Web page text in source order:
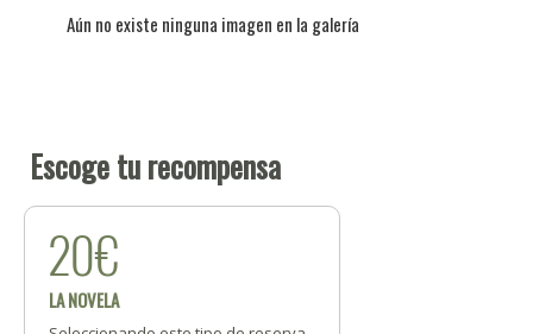
Aún no existe ninguna imagen en la galería
Escoge tu recompensa
20€
LA NOVELA